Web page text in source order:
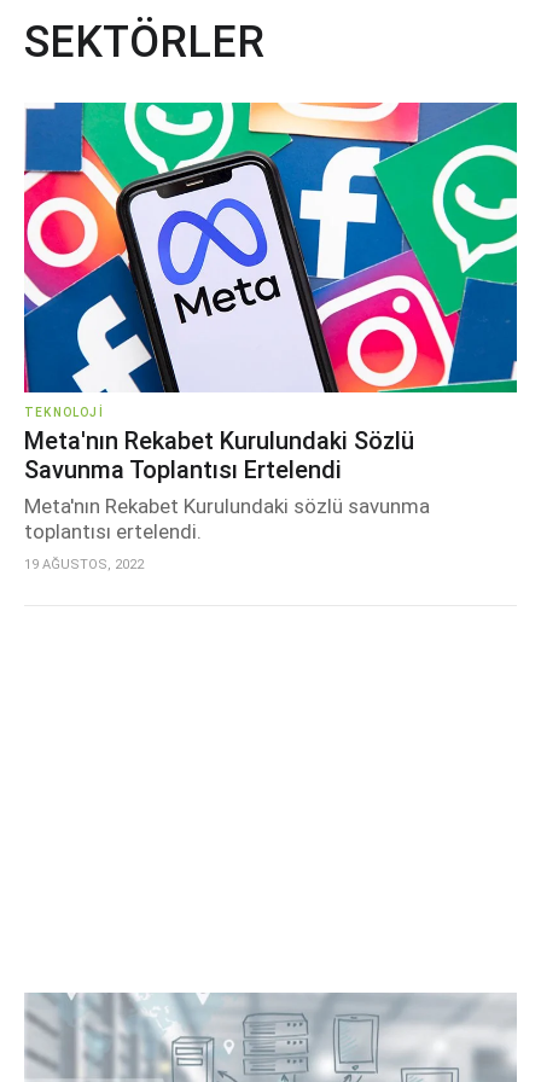
SEKTÖRLER
TEKNOLOJI
Meta'nın Rekabet Kurulundaki Sözlü
Savunma Toplantısı Ertelendi
Meta'nın Rekabet Kurulundaki sözlü savunma
toplantısı ertelendi.
19 AĞUSTOS, 2022